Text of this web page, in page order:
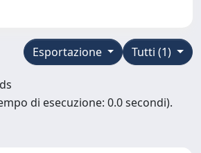
Tutti (1)
Esportazione
di esecuzione: 0.0 secondi).